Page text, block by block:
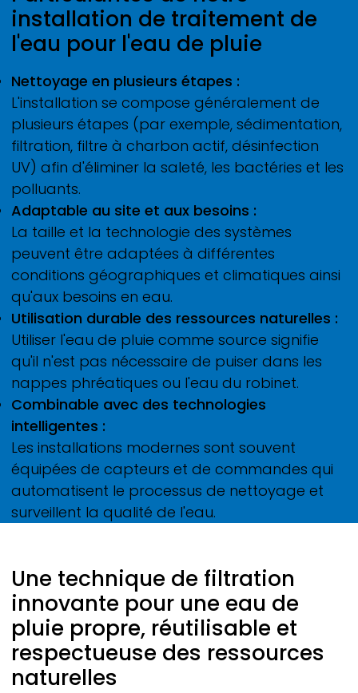
installation de traitement de
l'eau pour l'eau de pluie
Nettoyage en plusieurs étapes :
L'installation se compose généralement de
plusieurs étapes (par exemple, sédimentation,
filtration, filtre à charbon actif, désinfection
UV) afin d'éliminer la saleté, les bactéries et les
polluants.
Adaptable au site et aux besoins :
La taille et la technologie des systèmes
peuvent être adaptées à différentes
conditions géographiques et climatiques ainsi
qu'aux besoins en eau.
Utilisation durable des ressources naturelles :
Utiliser l'eau de pluie comme source signifie
qu'il n'est pas nécessaire de puiser dans les
nappes phréatiques ou l'eau du robinet.
Combinable avec des technologies
intelligentes :
Les installations modernes sont souvent
équipées de capteurs et de commandes qui
automatisent le processus de nettoyage et
surveillent la qualité de l'eau.
Une technique de filtration
innovante pour une eau de
pluie propre, réutilisable et
respectueuse des ressources
naturelles